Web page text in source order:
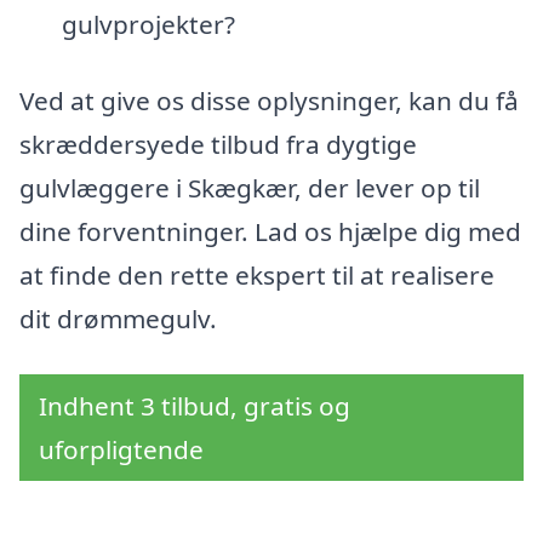
gulvprojekter?
Ved at give os disse oplysninger, kan du få
skræddersyede tilbud fra dygtige
gulvlæggere i Skægkær, der lever op til
dine forventninger. Lad os hjælpe dig med
at finde den rette ekspert til at realisere
dit drømmegulv.
Indhent 3 tilbud, gratis og
uforpligtende